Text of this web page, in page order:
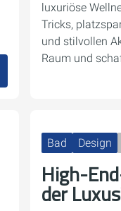
luxuriöse
Tricks,
und stilvollen
Raum und
Bad Design
High-
der